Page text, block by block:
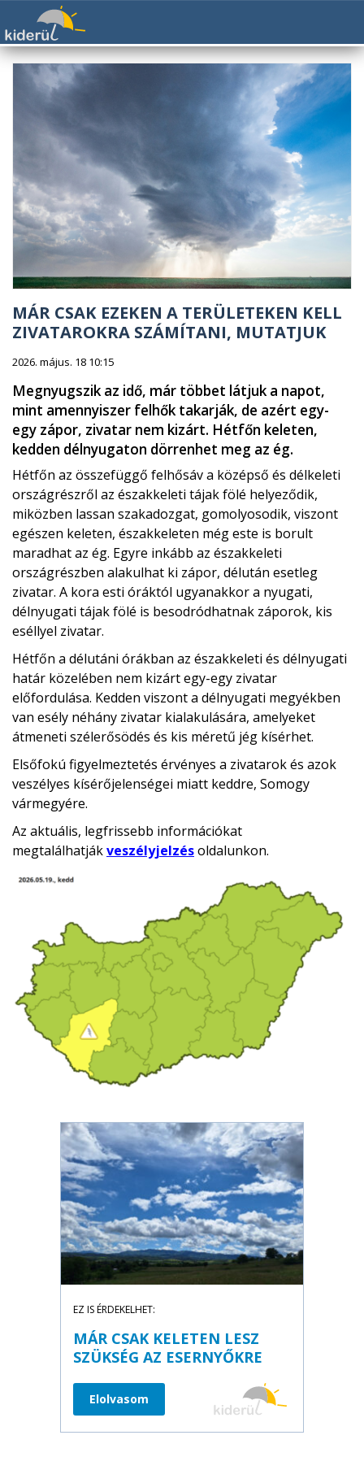
MÁR CSAK EZEKEN A TERÜLETEKEN KELL
ZIVATAROKRA SZÁMÍTANI, MUTATJUK
2026. május. 18 10:15
Megnyugszik az idő, már többet látjuk a napot,
mint amennyiszer felhők takarják, de azért egy-
egy zápor, zivatar nem kizárt. Hétfőn keleten,
kedden délnyugaton dörrenhet meg az ég.
Hétfőn az összefüggő felhősáv a középső és délkeleti
országrészről az északkeleti tájak fölé helyeződik,
miközben lassan szakadozgat, gomolyosodik, viszont
egészen keleten, északkeleten még este is borult
maradhat az ég. Egyre inkább az északkeleti
országrészben alakulhat ki zápor, délután esetleg
zivatar. A kora esti óráktól ugyanakkor a nyugati,
délnyugati tájak fölé is besodródhatnak záporok, kis
eséllyel zivatar.
Hétfőn a délutáni órákban az északkeleti és délnyugati
határ közelében nem kizárt egy-egy zivatar
előfordulása. Kedden viszont a délnyugati megyékben
van esély néhány zivatar kialakulására, amelyeket
átmeneti szélerősödés és kis méretű jég kísérhet.
Elsőfokú figyelmeztetés érvényes a zivatarok és azok
veszélyes kísérőjelenségei miatt keddre, Somogy
vármegyére.
Az aktuális, legfrissebb információkat
megtalálhatjákveszélyjelzésoldalunkon.
EZ IS ÉRDEKELHET:
MÁR CSAK KELETEN LESZ
SZÜKSÉG AZ ESERNYŐKRE
Elolvasom